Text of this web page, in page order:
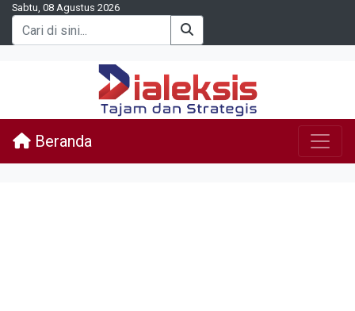
Sabtu, 08 Agustus 2026
Beranda